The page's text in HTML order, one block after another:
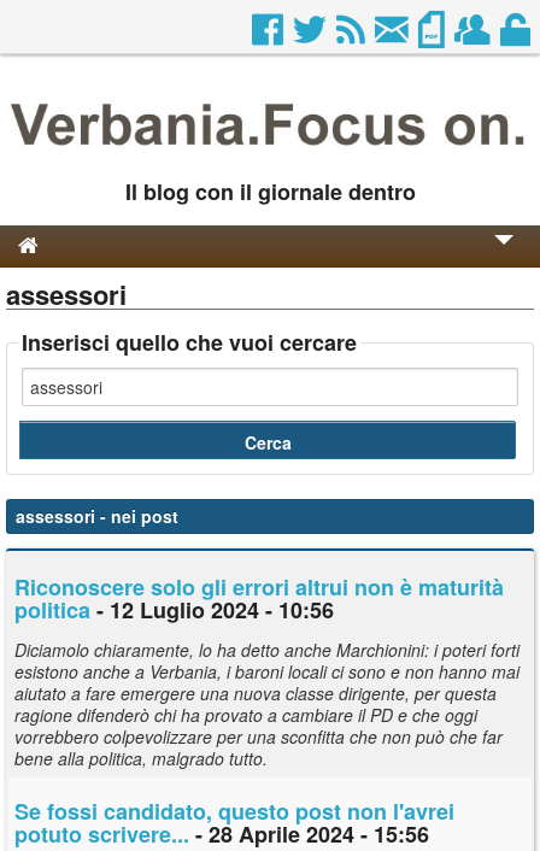
Il blog con il giornale dentro
Genesi e Storia
Contatti
assessori
Inserisci quello che vuoi cercare
assessori - nei post
Riconoscere solo gli errori altrui non è maturità
politica- 12 Luglio 2024 - 10:56
Diciamolo chiaramente, lo ha detto anche Marchionini: i poteri forti
esistono anche a Verbania, i baroni locali ci sono e non hanno mai
aiutato a fare emergere una nuova classe dirigente, per questa
ragione difenderò chi ha provato a cambiare il PD e che oggi
vorrebbero colpevolizzare per una sconfitta che non può che far
bene alla politica, malgrado tutto.
Se fossi candidato, questo post non l'avrei
potuto scrivere... - 28 Aprile 2024 - 15:56